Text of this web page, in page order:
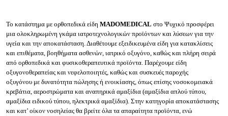
Το κατάστημα με ορθοπεδικά είδη MADOMEDICAL στο Ψυχικό προσφέρει
μια ολοκληρωμένη γκάμα ιατροτεχνολογικών προϊόντων και λύσεων για την
υγεία και την αποκατάσταση. Διαθέτουμε εξειδικευμένα είδη για κατακλίσεις
και επιθέματα, βοηθήματα ασθενών, ιατρικό οξυγόνο, καθώς και πλήρη σειρά
από ορθοπεδικά και φυσικοθεραπευτικά προϊόντα. Παρέχουμε είδη
οξυγονοθεραπείας και νεφελοποιητές, καθώς και συσκευές παροχής
οξυγόνου με δυνατότητα πώλησης ή ενοικίασης, όπως επίσης νοσοκομειακά
κρεβάτια, αεροστρώματα και αναπηρικά αμαξίδια (αμαξίδια απλού τύπου,
αμαξίδια ειδικού τύπου, ηλεκτρικά αμαξίδια). Στην κατηγορία αποκατάστασης
και κατ’ οίκον νοσηλείας θα βρείτε όλα τα απαραίτητα προϊόντα, ενώ